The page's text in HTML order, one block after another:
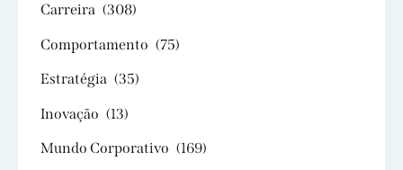
Carreira (308)
Comportamento (75)
Estratégia (35)
Inovação (13)
Mundo Corporativo (169)